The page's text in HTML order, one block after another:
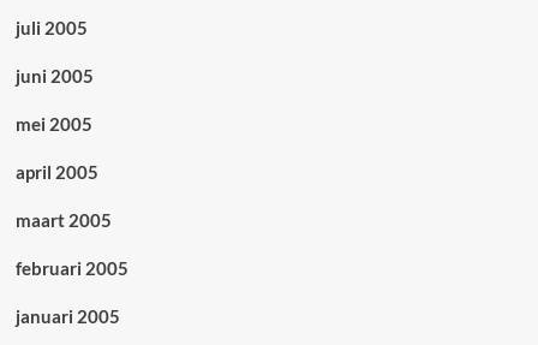
juli 2005
juni 2005
mei 2005
april 2005
maart 2005
februari 2005
januari 2005